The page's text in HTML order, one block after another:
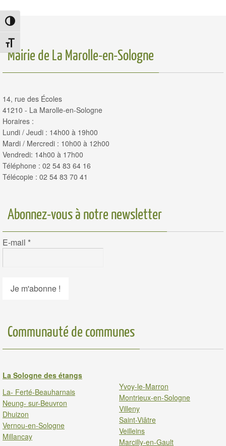
Passer en contraste élevé
Changer la taille de la police
Mairie de La Marolle-en-Sologne
14, rue des Écoles
41210 - La Marolle-en-Sologne
Horaires :
Lundi / Jeudi : 14h00 à 19h00
Mardi / Mercredi : 10h00 à 12h00
Vendredi: 14h00 à 17h00
Téléphone : 02 54 83 64 16
Télécopie : 02 54 83 70 41
Abonnez-vous à notre newsletter
E-mail *
Communauté de communes
La Sologne des étangs
La- Ferté-Beauharnais
Neung- sur-Beuvron
Dhuizon
Vernou-en-Sologne
Millancay
Yvoy-le-Marron
Montrieux-en-Sologne
Villeny
Saint-Viâtre
Veilleins
Marcilly-en-Gault